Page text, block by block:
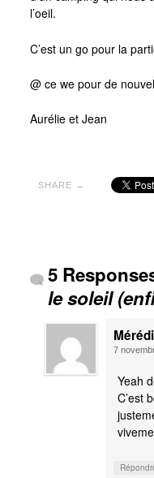
Photos Kosovo
Razmot
La carte
Page d’accueil
l’oeil.
C’est un go pour la
@ ce we pour de
Aurélie et Jean
SHARE →
5
le soleil
7
Yeah
C’est